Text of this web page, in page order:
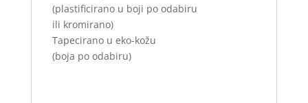
(plastificirano u boji po odabiru
ili kromirano)
Tapecirano u eko-kožu
(boja po odabiru)